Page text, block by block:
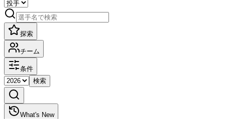
探索
チーム
条件
検索
What's New